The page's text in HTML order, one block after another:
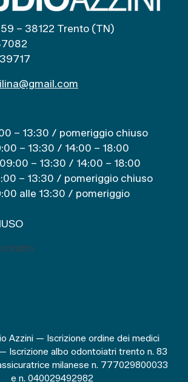
– 38122 Trento (TN)
– 13:30 / pomeriggio chiuso
– 13:30 / 14:00 – 18:00
09:00 – 13:30 / 14:00 – 18:00
– 13:30 / pomeriggio chiuso
alle 13:30 / pomeriggio
Azzini — Iscrizione ordine dei medici
Iscrizione albo odontoiatri trento n. 83
milanese n. 777029800033
e n. 040029492982